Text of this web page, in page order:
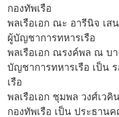
กองทัพเรือ
พลเรือเอก ณะ อารีนิจ เส
ผู้บัญชาการทหารเรือ
พลเรือเอก ณรงค์พล ณ บ
บัญชาการทหารเรือ เป็น
เรือ
พลเรือเอก ชุมพล วงศ์เว
กองทัพเรือ เป็น ประธาน